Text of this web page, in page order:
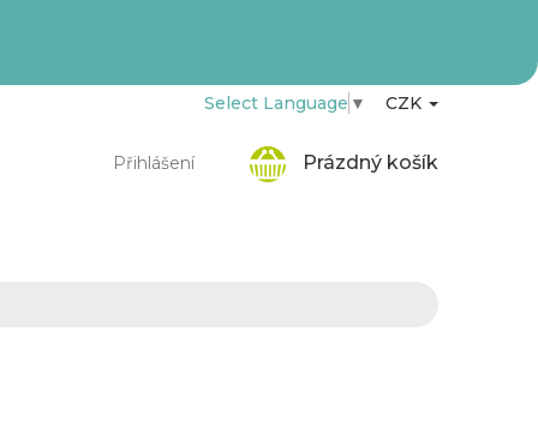
Přihlášení
Select Language ▼ CZK
Prázdný košík